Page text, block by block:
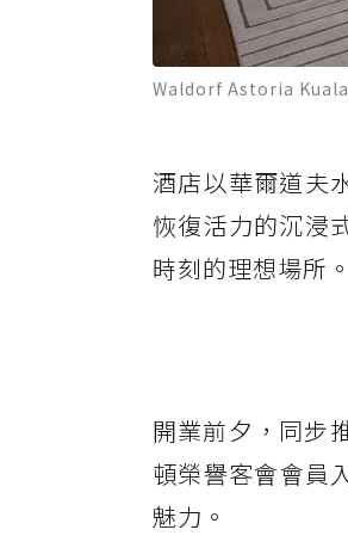
Waldorf Astoria
酒店以華爾道夫
恢復活力的沉浸
時刻的理想場所。
開業前夕，同步
頓榮譽客會會員
魅力。